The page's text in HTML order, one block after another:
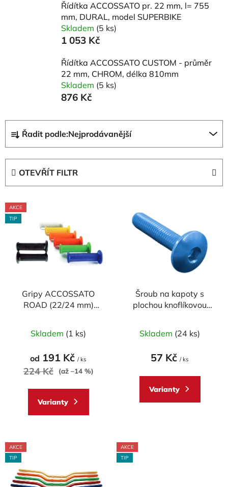
Řídítka ACCOSSATO pr. 22 mm, l= 755
mm, DURAL, model SUPERBIKE
Skladem (5 ks)
1 053 Kč
Řídítka ACCOSSATO CUSTOM - průměr
22 mm, CHROM, délka 810mm
Skladem (5 ks)
876 Kč
a
z
p
r
Řadit podle:Nejprodávanější
OTEVŘÍT FILTR
V
ý
AKCE
TIP
Gripy ACCOSSATO
ROAD (22/24 mm)
hodnocení
produktu
5
Skladem (1 ks)
od 191 Kč / ks
224 Kč (až –14 %)
Varianty
Šroub na kapoty s
plochou knoflíkovou
Skladem (24 ks)
57 Kč / ks
Varianty
AKCE
TIP
AKCE
TIP